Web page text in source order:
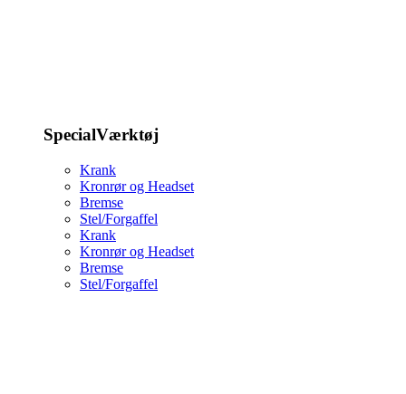
SpecialVærktøj
Krank
Kronrør og Headset
Bremse
Stel/Forgaffel
Krank
Kronrør og Headset
Bremse
Stel/Forgaffel